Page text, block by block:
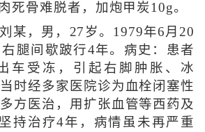
死骨难脱者，加炮甲炭10g。
某，男，27岁。1979年6月20
腿间歇跛行4年。病史：患者
车受冻，引起右脚肿胀、冰
时经多家医院诊为血栓闭塞性
方医治，用扩张血管等西药及
持治疗4年，病情虽未再严重